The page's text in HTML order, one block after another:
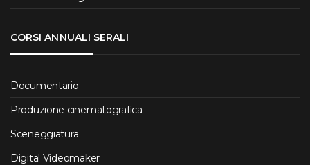
CORSI ANNUALI SERALI
Documentario
Produzione cinematografica
Sceneggiatura
Digital Videomaker